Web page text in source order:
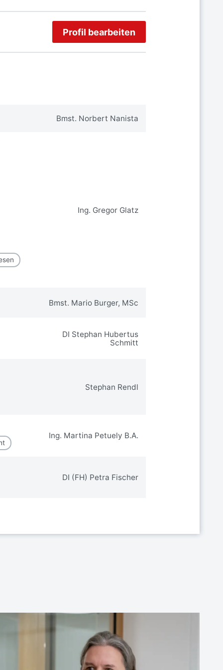
Profil bearbeiten
Bmst. Norbert Nanista
Ing. Gregor Glatz
Bmst. Mario Burger, MSc
DI Stephan Hubertus
Schmitt
Stephan Rendl
Ing. Martina Petuely B.A.
DI (FH) Petra Fischer